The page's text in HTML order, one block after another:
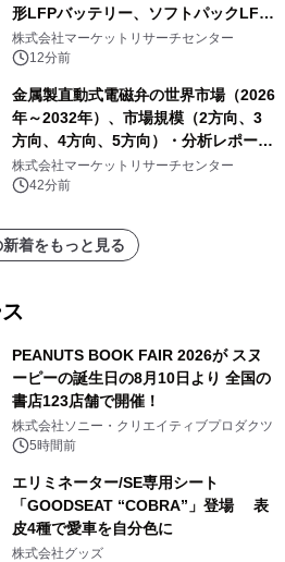
形LFPバッテリー、ソフトパックLFP
バッテリー、円筒形LFPバッテリ
ー）・分析レポートを発表
株式会社マーケットリサーチセンター
12分前
金属製直動式電磁弁の世界市場（2026
年～2032年）、市場規模（2方向、3
方向、4方向、5方向）・分析レポート
を発表
株式会社マーケットリサーチセンター
42分前
着をもっと見る
PEANUTS BOOK FAIR 2026が スヌ
ーピーの誕生日の8月10日より 全国の
書店123店舗で開催！
株式会社ソニー・クリエイティブプロダクツ
5時間前
エリミネーター/SE専用シート
「GOODSEAT “COBRA”」登場 表
皮4種で愛車を自分色に
株式会社グッズ